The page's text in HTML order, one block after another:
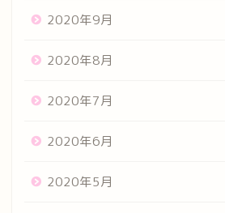
2020年9月
2020年8月
2020年7月
2020年6月
2020年5月